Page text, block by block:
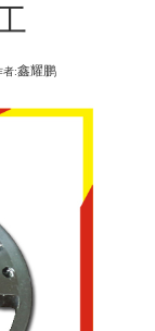
者:鑫耀鹏